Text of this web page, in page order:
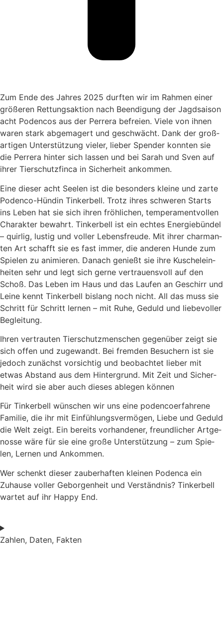
Zum Ende des Jah­res 2025 durf­ten wir im Rah­men einer
grö­ße­ren Ret­tungs­ak­ti­on nach Been­di­gung der Jagd­sai­son
acht Poden­cos aus der Per­rera befrei­en. Vie­le von ihnen
waren stark abge­ma­gert und geschwächt. Dank der groß­
ar­ti­gen Unter­stüt­zung vie­ler, lie­ber Spen­der konn­ten sie
die Per­rera hin­ter sich las­sen und bei Sarah und Sven auf
ihrer Tier­schutz­fin­ca in Sicher­heit ankom­men.
Eine die­ser acht See­len ist die beson­ders klei­ne und zar­te
Poden­co-Hün­din Tin­ker­bell. Trotz ihres schwe­ren Starts
ins Leben hat sie sich ihren fröh­li­chen, tem­pe­ra­ment­vol­len
Cha­rak­ter bewahrt. Tin­ker­bell ist ein ech­tes Ener­gie­bün­del
– quir­lig, lus­tig und vol­ler Lebens­freu­de. Mit ihrer char­man­
ten Art schafft sie es fast immer, die ande­ren Hun­de zum
Spie­len zu ani­mie­ren. Danach genießt sie ihre Kuschel­ein­
hei­ten sehr und legt sich ger­ne ver­trau­ens­voll auf den
Schoß. Das Leben im Haus und das Lau­fen an Geschirr und
Lei­ne kennt Tin­ker­bell bis­lang noch nicht. All das muss sie
Schritt für Schritt ler­nen – mit Ruhe, Geduld und lie­be­vol­ler
Beglei­tung.
Ihren ver­trau­ten Tier­schutz­men­schen gegen­über zeigt sie
sich offen und zuge­wandt. Bei frem­den Besu­chern ist sie
jedoch zunächst vor­sich­tig und beob­ach­tet lie­ber mit
etwas Abstand aus dem Hin­ter­grund. Mit Zeit und Sicher­
heit wird sie aber auch die­ses able­gen kön­nen
Für Tin­ker­bell wün­schen wir uns eine poden­coer­fah­re­ne
Fami­lie, die ihr mit Ein­füh­lungs­ver­mö­gen, Lie­be und Geduld
die Welt zeigt. Ein bereits vor­han­de­ner, freund­li­cher Art­ge­
nos­se wäre für sie eine gro­ße Unter­stüt­zung – zum Spie­
len, Ler­nen und Ankom­men.
Wer schenkt die­ser zau­ber­haf­ten klei­nen Poden­ca ein
Zuhau­se vol­ler Gebor­gen­heit und Ver­ständ­nis? Tin­ker­bell
war­tet auf ihr Hap­py End.
Zahlen, Daten, Fakten